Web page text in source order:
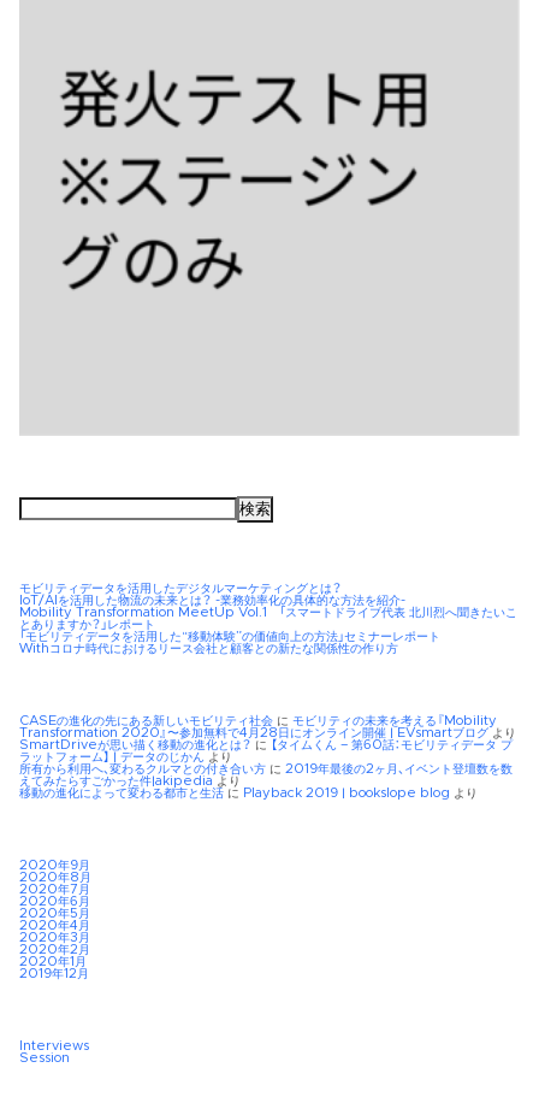
検
モビリティデータを活用したデジタルマーケティングとは？
IoT/AIを活用した物流の未来とは？ -業務効率化の具体的な方法を紹介-
Mobility Transformation MeetUp Vol.1 「スマートドライブ代表 北川烈へ聞きたいこ
とありますか？」レポート
「モビリティデータを活用した“移動体験”の価値向上の方法」セミナーレポート
Withコロナ時代におけるリース会社と顧客との新たな関係性の作り方
CASEの進化の先にある新しいモビリティ社会 に モビリティの未来を考える『Mobility
Transformation 2020』〜参加無料で4月28日にオンライン開催 | EVsmartブログ より
SmartDriveが思い描く移動の進化とは？ に
【タイムくん – 第60話：モビリティデータ プ
ラットフォーム】 | データのじかん より
所有から利用へ、変わるクルマとの付き合い方 に 2019年最後の2ヶ月、イベント登壇数を数
えてみたらすごかった件|akipedia より
移動の進化によって変わる都市と生活 に Playback 2019 | bookslope blog より
2020年9月
2020年8月
2020年7月
2020年6月
2020年5月
2020年4月
2020年3月
2020年2月
2020年1月
2019年12月
Interviews
Session